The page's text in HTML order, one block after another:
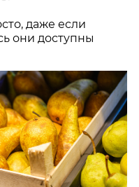
даже если
они доступны